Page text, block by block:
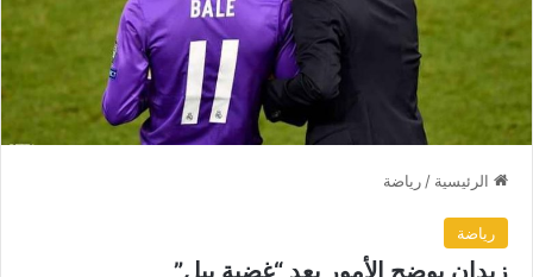
الرئيسية / رياضة
رياضة
زيدان يوضح الأمور بعد “غضبة بيل”